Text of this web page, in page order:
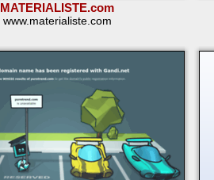
MATERIALISTE.com
www.materialiste.com